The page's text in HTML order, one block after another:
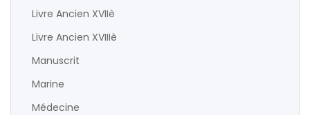
Livre Ancien XVIIè
Livre Ancien XVIIIè
Manuscrit
Marine
Médecine